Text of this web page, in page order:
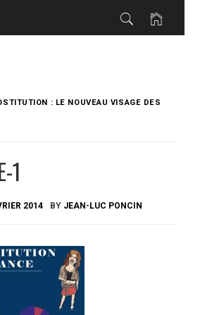
: LE NOUVEAU VISAGE DES
1
2014 BY JEAN-LUC PONCIN